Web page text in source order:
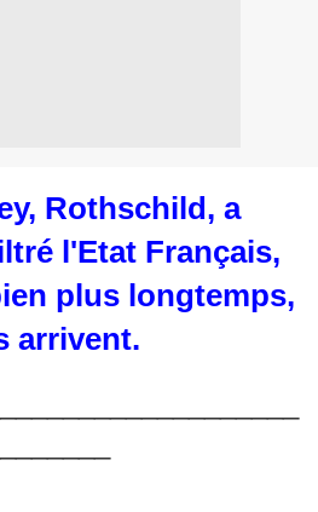
Rothschild, a
l'Etat Français,
plus longtemps,
arrivent.